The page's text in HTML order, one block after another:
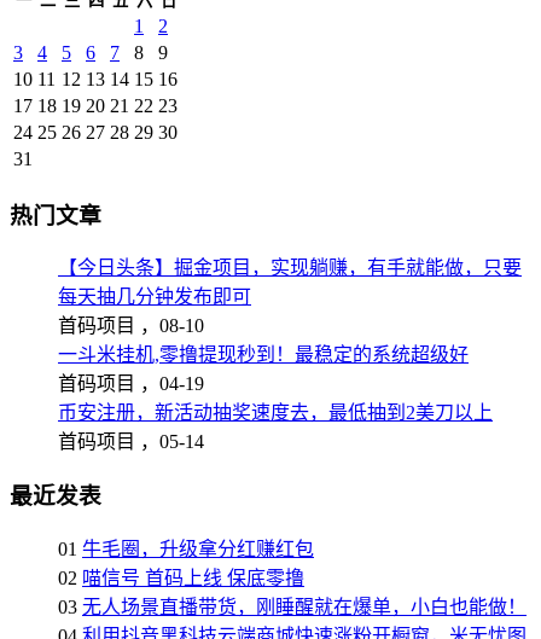
1
2
3
4 5 6 7 8
9
10 11 12 13 14 15 16
17 18 19 20 21 22 23
24 25 26 27 28 29 30
31
热门文章
【今日头条】掘金项目，实现躺赚，有手就能做，只要
每天抽几分钟发布即可
首码项目 ， 08-10
一斗米挂机,零撸提现秒到！最稳定的系统超级好
首码项目 ， 04-19
币安注册，新活动抽奖速度去，最低抽到2美刀以上
首码项目 ， 05-14
最近发表
01 牛毛圈，升级拿分红赚红包
02 喵信号 首码上线 保底零撸
03 无人场景直播带货，刚睡醒就在爆单，小白也能做！